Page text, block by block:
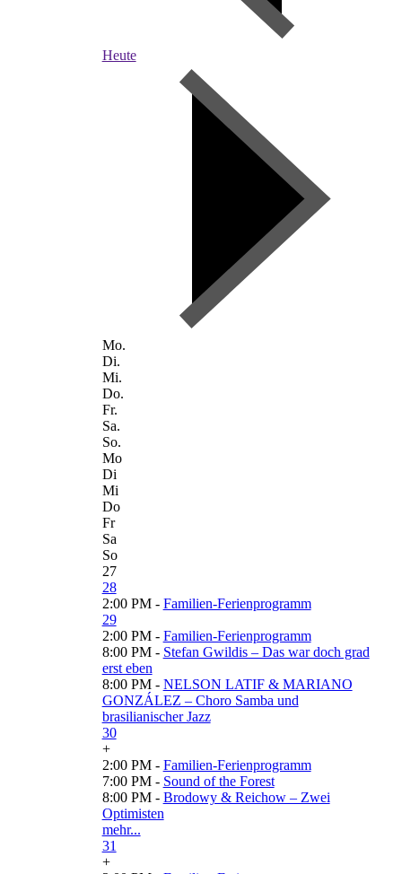
Heute
Mo.
Di.
Mi.
Do.
Fr.
Sa.
So.
Mo
Di
Mi
Do
Fr
Sa
So
27
28
2:00 PM - Familien-Ferienprogramm
29
2:00 PM - Familien-Ferienprogramm
8:00 PM - Stefan Gwildis – Das war doch grad
erst eben
8:00 PM - NELSON LATIF & MARIANO
GONZÁLEZ – Choro Samba und
brasilianischer Jazz
30
+
2:00 PM - Familien-Ferienprogramm
7:00 PM - Sound of the Forest
8:00 PM - Brodowy & Reichow – Zwei
Optimisten
mehr...
31
+